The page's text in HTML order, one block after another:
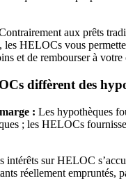
aux prêts
les HELOCs vous
et de rembourser à votre
diffèrent des
: Les hypothèques
; les HELOCs
intérêts sur HELOC
réellement empruntés,